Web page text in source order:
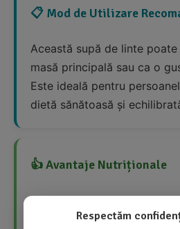
📋 Mod de Utilizare
Această supă de linte
masă principală sau ca o
Este ideală pentru
dietă sănătoasă și
👍 Avantaje Nutriționale
Respectăm